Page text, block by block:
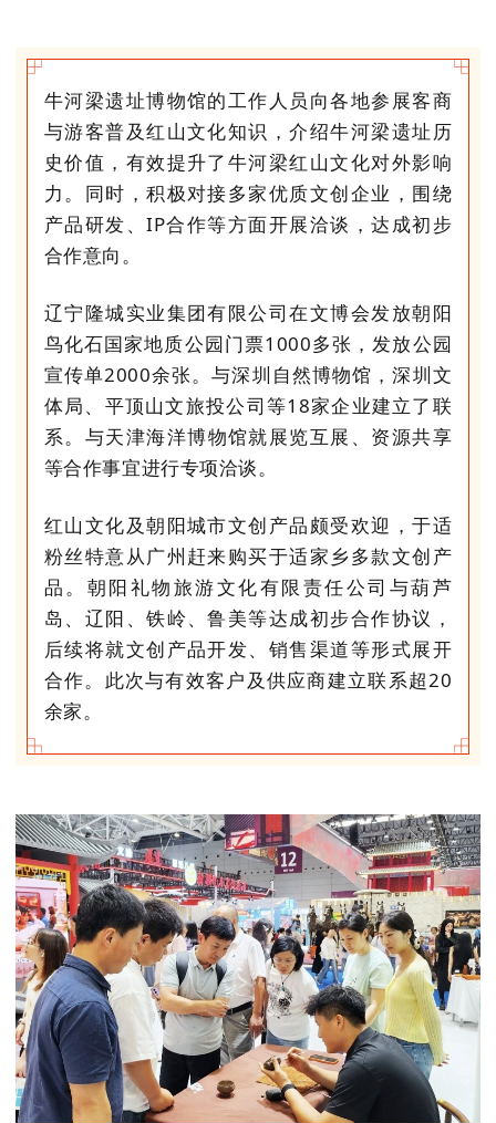
牛河梁遗址博物馆的工作人员向各地参展客商
与游客普及红山文化知识，介绍牛河梁遗址历
史价值，有效提升了牛河梁红山文化对外影响
力。同时，积极对接多家优质文创企业，围绕
产品研发、IP合作等方面开展洽谈，达成初步
合作意向。
辽宁隆城实业集团有限公司在文博会发放朝阳
鸟化石国家地质公园门票1000多张，发放公园
宣传单2000余张。与深圳自然博物馆，深圳文
体局、平顶山文旅投公司等18家企业建立了联
系。与天津海洋博物馆就展览互展、资源共享
等合作事宜进行专项洽谈。
红山文化及朝阳城市文创产品颇受欢迎，于适
粉丝特意从广州赶来购买于适家乡多款文创产
品。朝阳礼物旅游文化有限责任公司与葫芦
岛、辽阳、铁岭、鲁美等达成初步合作协议，
后续将就文创产品开发、销售渠道等形式展开
合作。此次与有效客户及供应商建立联系超20
余家。